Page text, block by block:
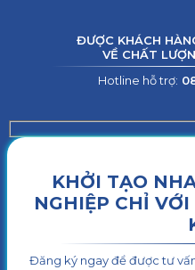
ĐƯỢC KHÁCH
VỀ CHẤT
Hotline hỗ trợ:
KHỞI TẠO
NGHIỆP CHỈ
Đăng ký ngay để được tư